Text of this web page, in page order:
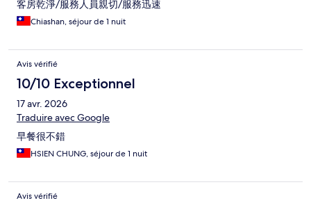
客房乾淨/服務人員親切/服務迅速
Chiashan, séjour de 1 nuit
Avis vérifié
10/10 Exceptionnel
17 avr. 2026
Traduire avec Google
早餐很不錯
HSIEN CHUNG, séjour de 1 nuit
Avis vérifié